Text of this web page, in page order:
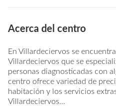
Acerca del centro
En Villardeciervos se
Villardeciervos que se
personas diagnosticadas con
centro ofrece variedad de
habitación y los servicios
Villardeciervos...